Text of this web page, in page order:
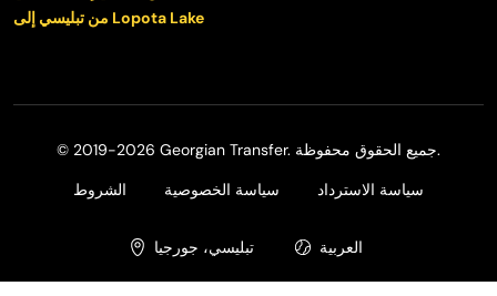
من تبليسي إلى Lopota Lake
© 2019-2026 Georgian Transfer. جميع الحقوق محفوظة.
الشروط
سياسة الخصوصية سياسة الاسترداد
تبليسي، جورجيا العربية